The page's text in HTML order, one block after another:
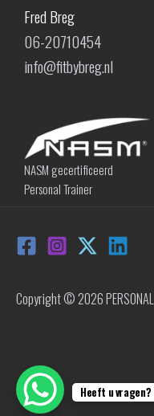
Fred Breg
06-20710454
info@fitbybreg.nl
NASM gecertificeerd
Personal Trainer
Copyright © 2026 PERSONAL
Heeft u vragen?